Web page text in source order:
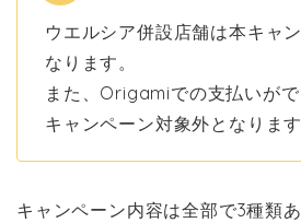
ウエルシア併設店舗は本キャ
なります。
また、Origamiでの支払いが
キャンペーン対象外となります
キャンペーン内容は全部で3種類あ